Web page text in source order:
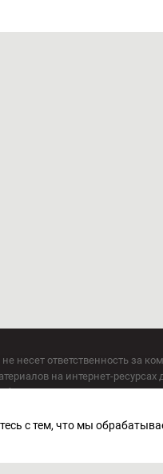
несет ответственность за
на интернет-
материалов настоящего
Федеральной службой по
с тем, что мы